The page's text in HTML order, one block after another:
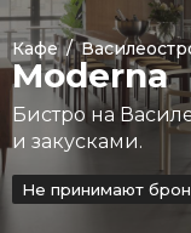
Кафе /
Moderna
Бистро на
и закусками.
Не принимают